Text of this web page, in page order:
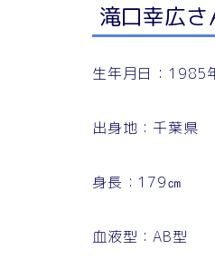
滝口幸広
生年月日：1985
出身地：千葉県
身長：179㎝
血液型：AB型